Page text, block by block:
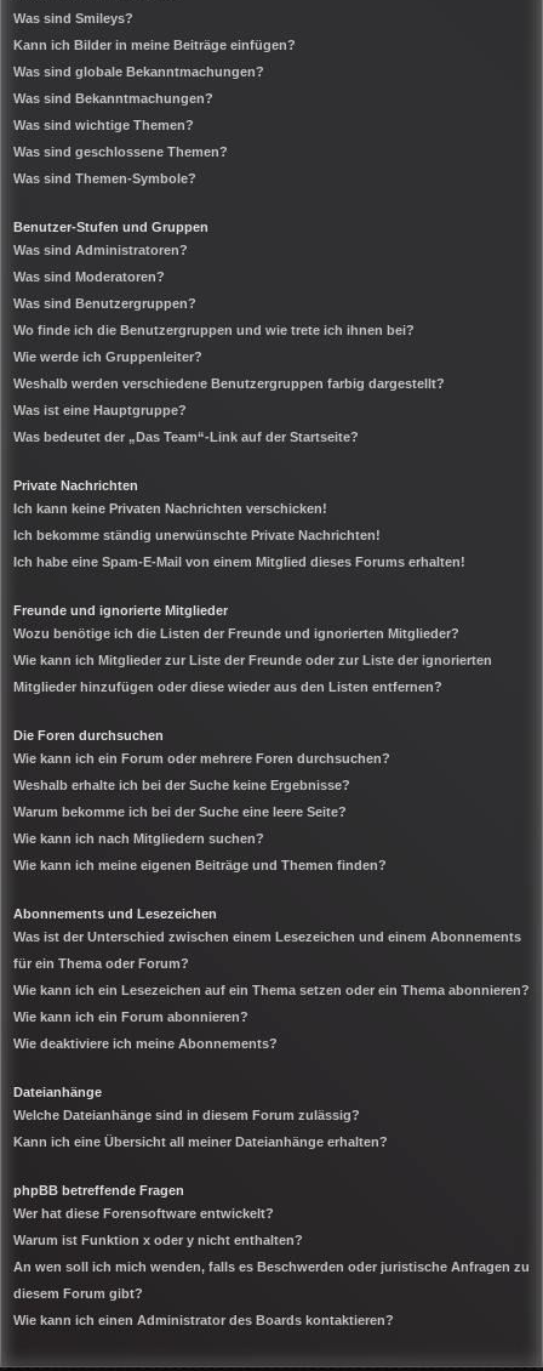
Was sind Smileys?
Kann ich Bilder in meine Beiträge einfügen?
Was sind globale Bekanntmachungen?
Was sind Bekanntmachungen?
Was sind wichtige Themen?
Was sind geschlossene Themen?
Was sind Themen-Symbole?
Benutzer-Stufen und Gruppen
Was sind Administratoren?
Was sind Moderatoren?
Was sind Benutzergruppen?
Wo finde ich die Benutzergruppen und wie trete ich ihnen bei?
Wie werde ich Gruppenleiter?
Weshalb werden verschiedene Benutzergruppen farbig dargestellt?
Was ist eine Hauptgruppe?
Was bedeutet der „Das Team“-Link auf der Startseite?
Private Nachrichten
Ich kann keine Privaten Nachrichten verschicken!
Ich bekomme ständig unerwünschte Private Nachrichten!
Ich habe eine Spam-E-Mail von einem Mitglied dieses Forums erhalten!
Freunde und ignorierte Mitglieder
Wozu benötige ich die Listen der Freunde und ignorierten Mitglieder?
Wie kann ich Mitglieder zur Liste der Freunde oder zur Liste der ignorierten
Mitglieder hinzufügen oder diese wieder aus den Listen entfernen?
Die Foren durchsuchen
Wie kann ich ein Forum oder mehrere Foren durchsuchen?
Weshalb erhalte ich bei der Suche keine Ergebnisse?
Warum bekomme ich bei der Suche eine leere Seite?
Wie kann ich nach Mitgliedern suchen?
Wie kann ich meine eigenen Beiträge und Themen finden?
Abonnements und Lesezeichen
Was ist der Unterschied zwischen einem Lesezeichen und einem Abonnements
für ein Thema oder Forum?
Wie kann ich ein Lesezeichen auf ein Thema setzen oder ein Thema abonnieren?
Wie kann ich ein Forum abonnieren?
Wie deaktiviere ich meine Abonnements?
Dateianhänge
Welche Dateianhänge sind in diesem Forum zulässig?
Kann ich eine Übersicht all meiner Dateianhänge erhalten?
phpBB betreffende Fragen
Wer hat diese Forensoftware entwickelt?
Warum ist Funktion x oder y nicht enthalten?
An wen soll ich mich wenden, falls es Beschwerden oder juristische Anfragen zu
diesem Forum gibt?
Wie kann ich einen Administrator des Boards kontaktieren?